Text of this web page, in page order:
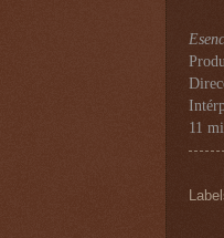
11